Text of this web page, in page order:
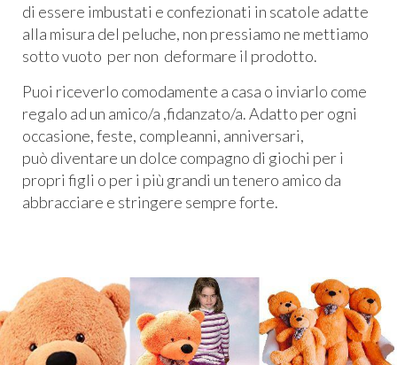
di essere imbustati e confezionati in scatole adatte
alla misura del peluche, non pressiamo ne mettiamo
sotto vuoto per non deformare il prodotto.
Puoi riceverlo comodamente a casa o inviarlo come
regalo ad un amico/a ,fidanzato/a. Adatto per ogni
occasione, feste, compleanni, anniversari,
può diventare un dolce compagno di giochi per i
propri figli o per i più grandi un tenero amico da
abbracciare e stringere sempre forte.